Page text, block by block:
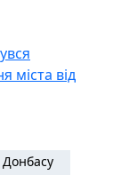
міста від